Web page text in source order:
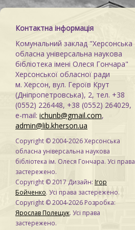
Контактна інформація
Комунальний заклад "Херсонська
обласна універсальна наукова
бібліотека імені Олеся Гончара"
Херсонської обласної ради
м. Херсон, вул. Героїв Крут
(Дніпропетровська), 2, тел. +38
(0552) 226448, +38 (0552) 264029,
e-mail: ichunb@gmail.com,
admin@lib.kherson.ua
Copyright © 2004-2026 Херсонська
обласна універсальна наукова
бібліотека ім. Олеся Гончара. Усі права
застережено.
Copyright © 2017 Дизайн: Ігор
Бойченко. Усі права застережено.
Copyright © 2004-2026 Розробка:
Ярослав Полещук. Усі права
застережено.